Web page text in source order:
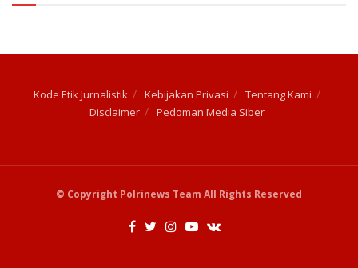
Kode Etik Jurnalistik Kebijakan Privasi
Tentang Kami
Disclaimer
Pedoman Media Siber
© Copyright Polrinews Team All Rights Reserved